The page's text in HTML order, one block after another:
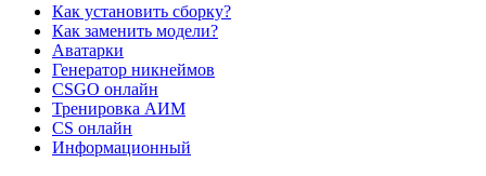
Как установить сборку?
Как заменить модели?
Аватарки
Генератор никнеймов
CSGO онлайн
Тренировка АИМ
CS онлайн
Информационный